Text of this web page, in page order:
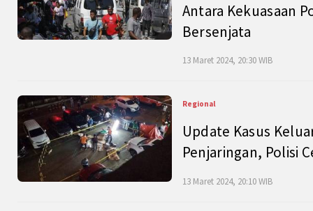
Antara Kekuasaan
Bersenjata
13 Maret 2024, 20:30 WIB
Regional
Update Kasus
Penjaringan, Polisi
13 Maret 2024, 20:10 WIB